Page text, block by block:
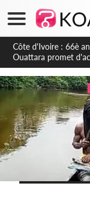
Côte d'Ivoire : À
ivoirien et veut s'en
de la Guinée